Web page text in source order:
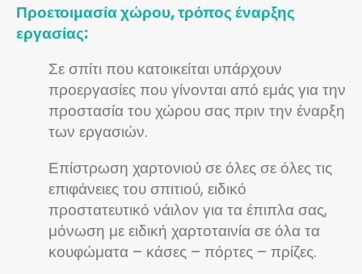
Προετοιμασία χώρου, τρόπος έναρξης
εργασίας:
Σε σπίτι που κατοικείται υπάρχουν
προεργασίες που γίνονται από εμάς για την
προστασία του χώρου σας πριν την έναρξη
των εργασιών.
Επίστρωση χαρτονιού σε όλες σε όλες τις
επιφάνειες του σπιτιού, ειδικό
προστατευτικό νάιλον για τα έπιπλα σας,
μόνωση με ειδική χαρτοταινία σε όλα τα
κουφώματα – κάσες – πόρτες – πρίζες.